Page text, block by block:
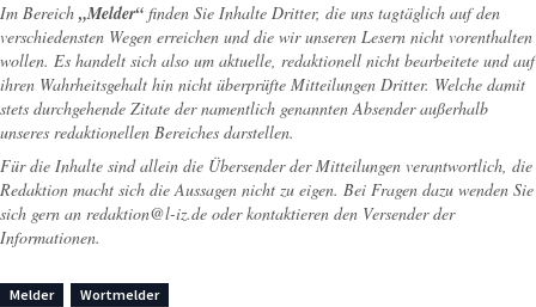
Im Bereich „Melder“ finden Sie Inhalte Dritter, die uns tagtäglich auf den
verschiedensten Wegen erreichen und die wir unseren Lesern nicht vorenthalten
wollen. Es handelt sich also um aktuelle, redaktionell nicht bearbeitete und auf
ihren Wahrheitsgehalt hin nicht überprüfte Mitteilungen Dritter. Welche damit
stets durchgehende Zitate der namentlich genannten Absender außerhalb
unseres redaktionellen Bereiches darstellen.
Für die Inhalte sind allein die Übersender der Mitteilungen verantwortlich, die
Redaktion macht sich die Aussagen nicht zu eigen. Bei Fragen dazu wenden Sie
sich gern an redaktion@l-iz.de oder kontaktieren den Versender der
Informationen.
Melder Wortmelder